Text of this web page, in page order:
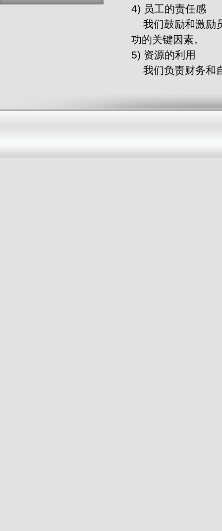
4) 员工的责任感
我们鼓励和激励
功的关键因素。
5) 资源的利用
我们负责财务和